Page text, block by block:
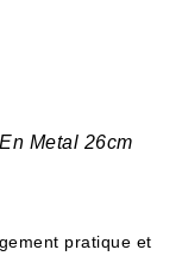
Metal 26cm
pratique et